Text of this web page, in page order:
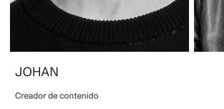
JOHAN
Creador de contenido